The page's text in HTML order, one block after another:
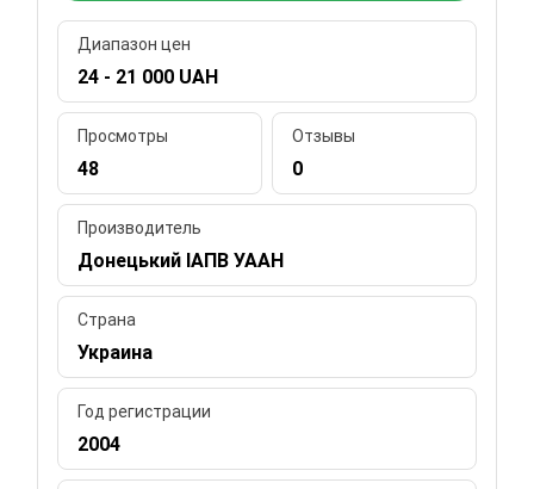
Диапазон цен
24 - 21 000 UAH
Просмотры
48
Отзывы
0
Производитель
Донецький ІАПВ УААН
Страна
Украина
Год регистрации
2004